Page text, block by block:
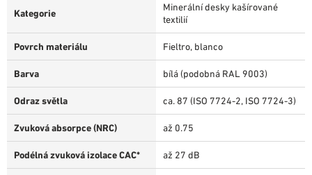
Kategorie
Minerální desky kašírované
textilií
Povrch materiálu Fieltro, blanco
Barva bílá (podobná RAL 9003)
Odraz světla ca. 87 (ISO 7724-2, ISO 7724-3)
Zvuková absorpce (NRC) až 0.75
Podélná zvuková izolace CAC* až 27 dB